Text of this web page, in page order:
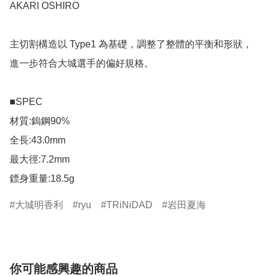
AKARI OSHIRO
主切割構造以 Type1 為基礎，調整了整體的平衡和形狀，
進一步符合大城選手的偏好規格。
■SPEC
材質:鎢鋼90%
全長:43.0mm
最大徑:7.2mm
鏢身重量:18.5g
大城明香利 ryu TRiNiDAD 岩田夏海
你可能感興趣的商品